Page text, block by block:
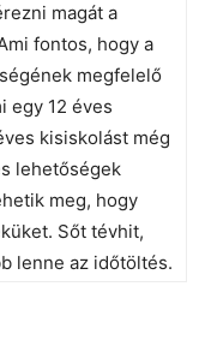
magát a
fontos, hogy a
megfelelő
egy 12 éves
kisiskolást még
lehetőségek
meg, hogy
Sőt tévhit,
lenne az időtöltés.